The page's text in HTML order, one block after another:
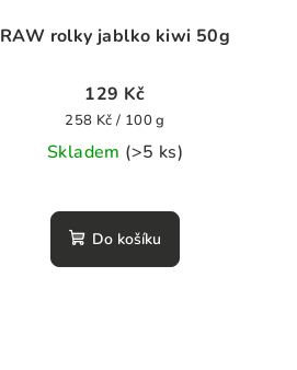
RAW rolky jablko kiwi 50g
129 Kč
Měrná
cena:
258 Kč / 100 g
Skladem (>5 ks)
hodnocení
produktu
je
Do košíku